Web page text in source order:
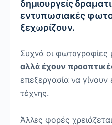
δημιουργείς
εντυπωσιακές
ξεχωρίζουν.
Συχνά οι φωτογραφίες
αλλά έχουν
επεξεργασία να
τέχνης.
Άλλες φορές χρειάζεται